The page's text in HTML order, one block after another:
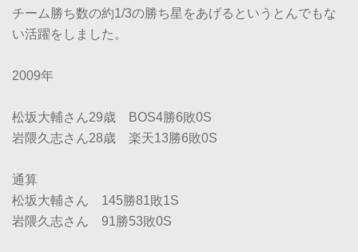
チーム勝ち数の約1/3の勝ち星をあげるというとんでもな
い活躍をしました。
2009年
松坂大輔さん29歳 BOS4勝6敗0S
岩隈久志さん28歳 楽天13勝6敗0S
通算
松坂大輔さん 145勝81敗1S
岩隈久志さん 91勝53敗0S